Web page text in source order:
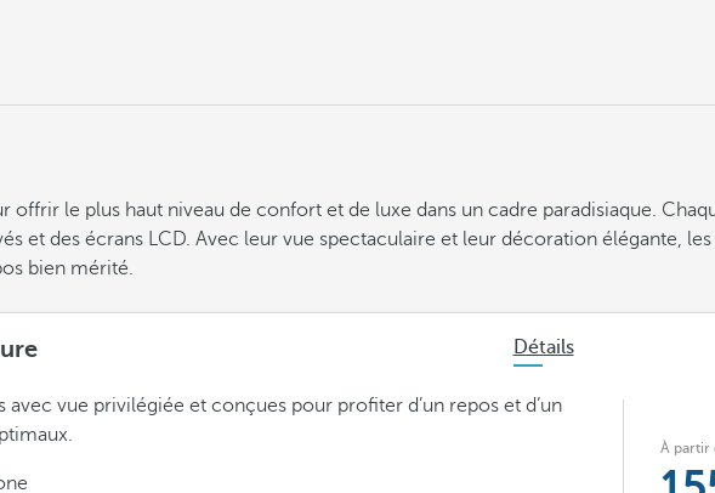
offrir le plus haut niveau de confort et de luxe dans un cadre paradisiaque.
et des écrans LCD. Avec leur vue spectaculaire et leur décoration élégante,
bien mérité.
Détails
avec vue privilégiée et conçues pour profiter d’un repos et d’un
À partir